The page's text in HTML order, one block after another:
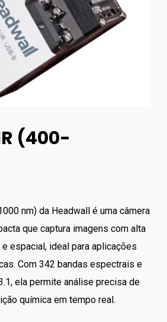
(400-
nm) da Headwall é uma câmera
que captura imagens com alta
espacial, ideal para aplicações
Com 342 bandas espectrais e
ela permite análise precisa de
química em tempo real.